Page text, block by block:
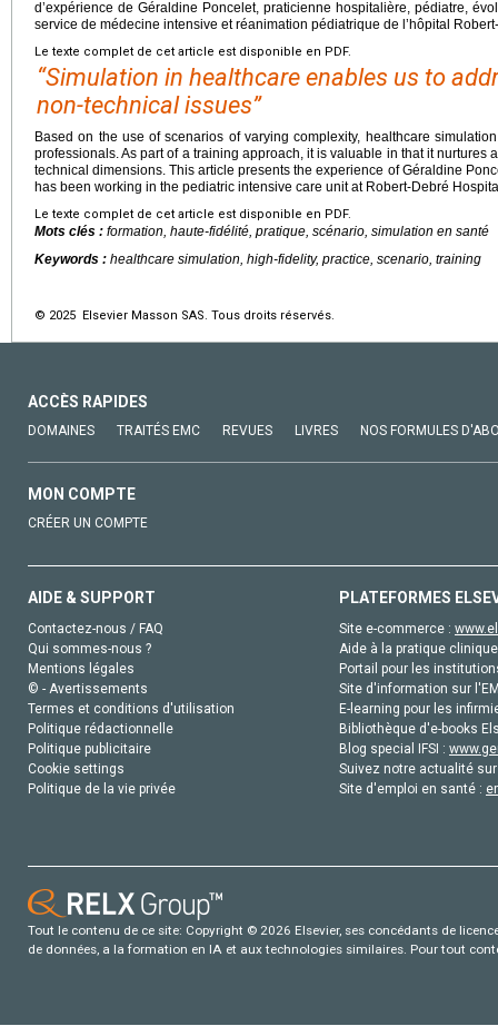
d’expérience de Géraldine Poncelet, praticienne hospitalière, pédiatre,
service de médecine intensive et réanimation pédiatrique de l’hôpital
Le texte complet de cet article est disponible en PDF.
“Simulation in healthcare enables us to
non-technical issues”
Based on the use of scenarios of varying complexity, healthcare
professionals. As part of a training approach, it is valuable in that it nurtures
technical dimensions. This article presents the experience of Géraldine
has been working in the pediatric intensive care unit at Robert-Debré
Le texte complet de cet article est disponible en PDF.
Mots clés : formation, haute-fidélité, pratique, scénario, simulation en santé
Keywords : healthcare simulation, high-fidelity, practice, scenario, training
© 2025 Elsevier Masson SAS. Tous droits réservés.
ACCÈS RAPIDES
DOMAINES TRAITÉS EMC REVUES LIVRES NOS FORMULES
MON COMPTE
CRÉER UN COMPTE
AIDE & SUPPORT
Contactez-nous / FAQ
Qui sommes-nous ?
Mentions légales
© - Avertissements
Termes et conditions d'utilisation
Politique rédactionnelle
Politique publicitaire
Cookie settings
Politique de la vie privée
PLATEFORMES
Site e-commerce :
Aide à la pratique
Portail pour les
Site d'information sur
E-learning pour les
Bibliothèque d'e-books
Blog special IFSI :
Suivez notre actualité
Site d'emploi en santé :
Tout le contenu de ce site: Copyright © 2026 Elsevier, ses concédants de
de données, a la formation en IA et aux technologies similaires. Pour tout